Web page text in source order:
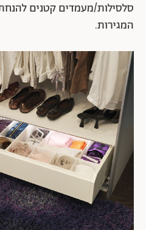
סלסילות/מעמדים קטנים
המגירות.